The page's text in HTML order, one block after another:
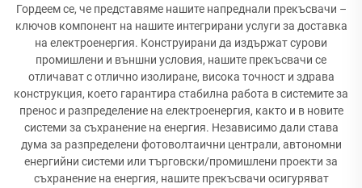
Гордеем се, че представяме нашите напреднали прекъсвачи –
ключов компонент на нашите интегрирани услуги за доставка
на електроенергия. Конструирани да издържат сурови
промишлени и външни условия, нашите прекъсвачи се
отличават с отлично изолиране, висока точност и здрава
конструкция, което гарантира стабилна работа в системите за
пренос и разпределение на електроенергия, както и в новите
системи за съхранение на енергия. Независимо дали става
дума за разпределени фотоволтаични централи, автономни
енергийни системи или търговски/промишлени проекти за
съхранение на енергия, нашите прекъсвачи осигуряват